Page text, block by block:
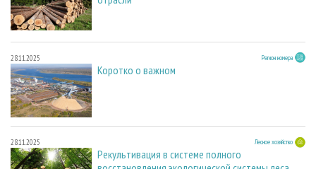
28.11.2025 Регион номера
Коротко о важном
28.11.2025 Лесное хозяйство
Рекультивация в системе полного